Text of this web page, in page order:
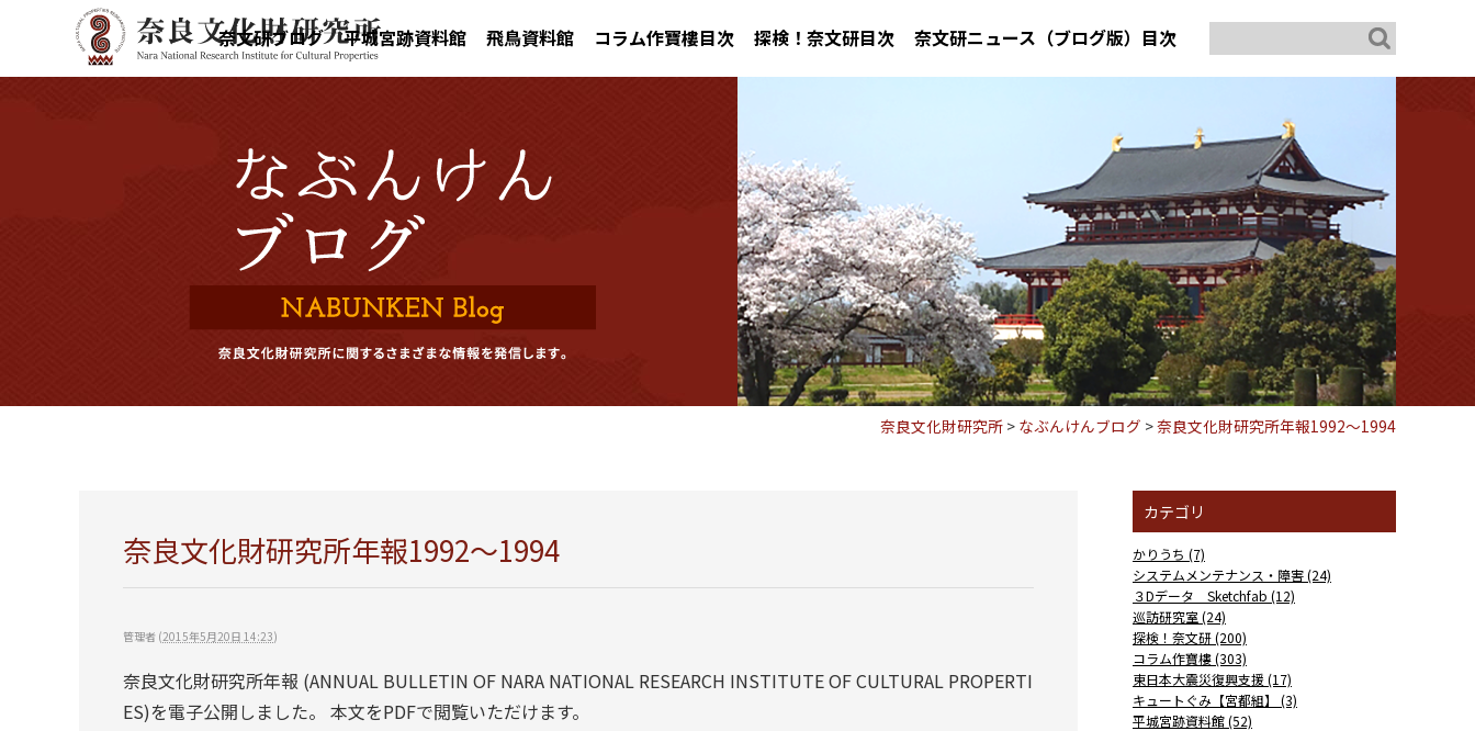
奈文研ブログ 平城宮跡資料館 飛鳥資料館 コラム作寶樓目次 探検！奈文研目次 奈文研ニュース（ブログ版）目次
奈良文化財研究所 > なぶんけんブログ >奈良文化財研究所年報1992～1994
奈良文化財研究所年報1992～1994
管理者 (2015年5月20日 14:23)
奈良文化財研究所年報 (ANNUAL BULLETIN OF NARA NATIONAL RESEARCH INSTITUTE OF CULTURAL PROPERTI
ES)を電子公開しました。 本文をPDFで閲覧いただけます。
カテゴリ
かりうち (7)
システムメンテナンス・障害 (24)
３Dデータ Sketchfab (12)
巡訪研究室 (24)
探検！奈文研 (200)
コラム作寶樓 (303)
東日本大震災復興支援 (17)
キュートぐみ【宮都組】 (3)
平城宮跡資料館 (52)